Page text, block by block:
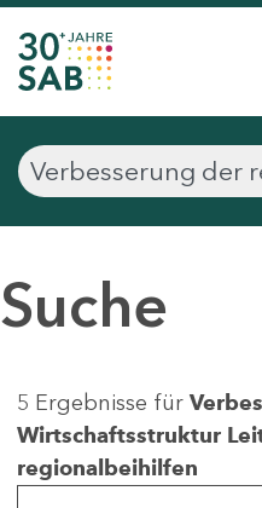
Suche
5 Ergebnisse für
Wirtschaftsstruktur
regionalbeihilfen